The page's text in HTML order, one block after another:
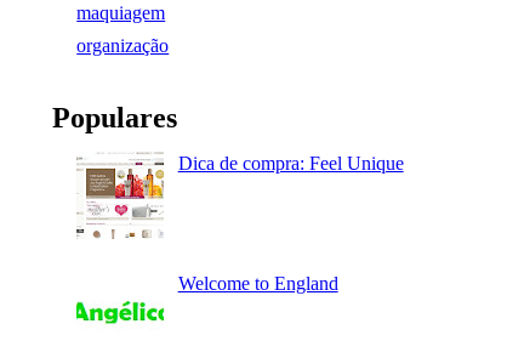
maquiagem
organização
Populares
Dica de compra: Feel Unique
Welcome to England